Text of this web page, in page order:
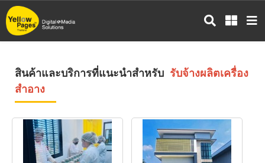
ข้าม
ไป
สินค้าและบริการที่แนะนำสำหรับ รับจ้างผลิตเครื่อง
สำอาง